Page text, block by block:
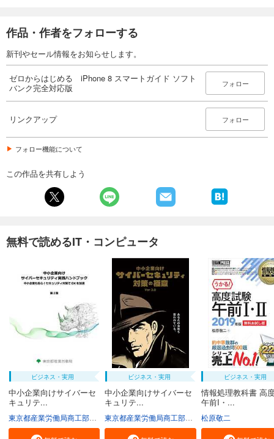
作品・作者をフォローする
新刊やセール情報をお知らせします。
ゼロからはじめる iPhone 8 スマートガイド ソフト
バンク完全対応版
フォロー
リンクアップ フォロー
フォロー機能について
この作品を共有しよう
無料で読めるIT・コンピュータ
ビジネス・実用
中小企業向けサイバーセ
キュリテ...
ビジネス・実用
中小企業向けサイバーセ
キュリテ...
ビジネス・実用
情報処理教科書 高
午前I・...
松原敬二